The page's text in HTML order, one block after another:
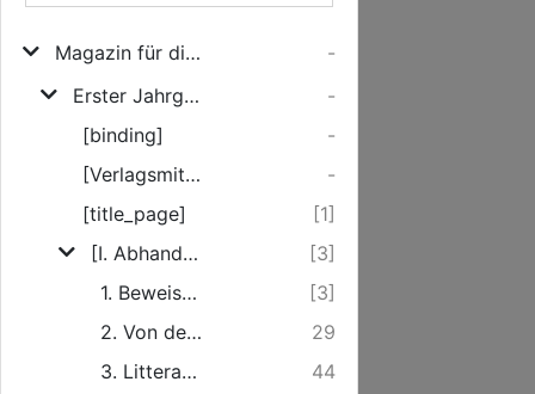
Magazin für die Deutsche Sprache
-
Erster Jahrgang, Zweytes Stück (1782)
-
[binding]
-
[Verlagsmitteilung]
-
[title_page]
[1]
[I. Abhandlungen]
[3]
1. Beweis der fortschreitenden Cultur des menschlichen Geistes aus der Vergleichung der älteren Sprachen mit den neuern.
[3]
2. Von dem Hochdeutschen ß.
29
3. Litteratur der Deutschen Mundarten.
44